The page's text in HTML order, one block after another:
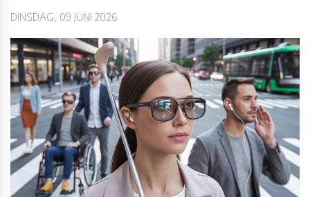
DINSDAG, 09 JUNI 2026